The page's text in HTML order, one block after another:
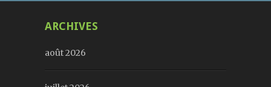
ARCHIVES
août 2026